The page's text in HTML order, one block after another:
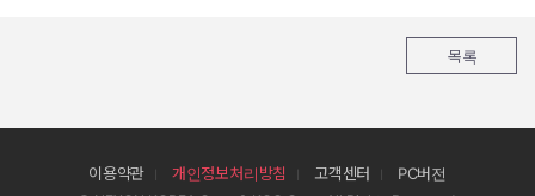
목록
이용약관 개인정보처리방침 고객센터 PC버전